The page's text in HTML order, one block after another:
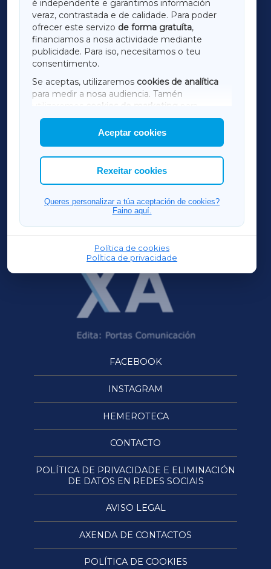
é independente e garantimos información
veraz, contrastada e de calidade. Para poder
ofrecer este servizo de forma gratuíta,
financiamos a nosa actividade mediante
publicidade. Para iso, necesitamos o teu
consentimento.
Se aceptas, utilizaremos cookies de analítica
para medir a nosa audiencia. Tamén
utilizaremos
cookies de marketing
mostrar publicidade de terceiros.
Así mesmo, podes personalizar a elección das
cookies que desexas permitir.
Aceptar cookies
Rexeitar cookies
Queres personalizar a túa aceptación de cookies?
Faino aquí.
Política de cookies
Política de privacidade
LUGOXA
TERRACHAXA
AMARIÑAXA
RIBEIRASACRAXA
ACORUÑAXA
FERROLXA
OURENSEXA
FACEBOOK
INSTAGRAM
HEMEROTECA
CONTACTO
POLÍTICA DE PRIVACIDADE E ELIMINACIÓN
DE DATOS EN REDES SOCIAIS
AVISO LEGAL
AXENDA DE CONTACTOS
POLÍTICA DE COOKIES